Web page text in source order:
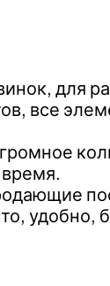
для
все
время.
удобно,